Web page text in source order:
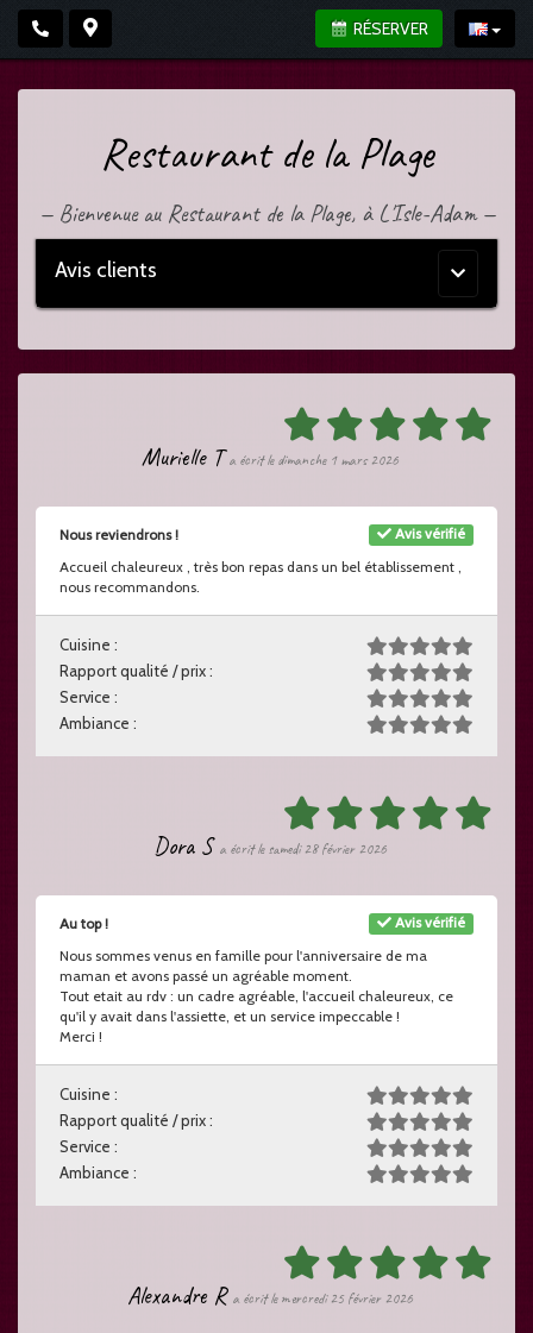
RÉSERVER
Restaurant de la Plage
—Bienvenue au Restaurant de la Plage, à L'Isle-Adam —
Menu
principal
Avis clients
Murielle T a écrit le dimanche 1 mars 2026
Avis vérifié
Nous reviendrons !
Accueil chaleureux , très bon repas dans un bel établissement ,
nous recommandons.
Cuisine :
Rapport qualité / prix :
Service :
Ambiance :
Dora S a écrit le samedi 28 février 2026
Avis vérifié
Au top !
Nous sommes venus en famille pour l'anniversaire de ma
maman et avons passé un agréable moment.
Tout etait au rdv : un cadre agréable, l'accueil chaleureux, ce
qu'il y avait dans l'assiette, et un service impeccable !
Merci !
Cuisine :
Rapport qualité / prix :
Service :
Ambiance :
Alexandre R a écrit le mercredi 25 février 2026